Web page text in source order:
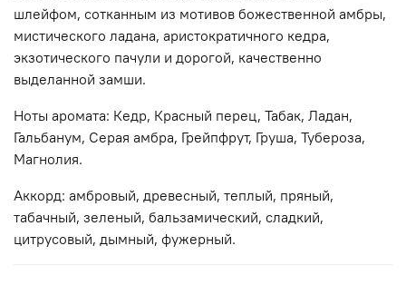
шлейфом, сотканным из мотивов божественной амбры,
мистического ладана, аристократичного кедра,
экзотического пачули и дорогой, качественно
выделанной замши.
Ноты аромата: Кедр, Красный перец, Табак, Ладан,
Гальбанум, Серая амбра, Грейпфрут, Груша, Тубероза,
Магнолия.
Аккорд: амбровый, древесный, теплый, пряный,
табачный, зеленый, бальзамический, сладкий,
цитрусовый, дымный, фужерный.